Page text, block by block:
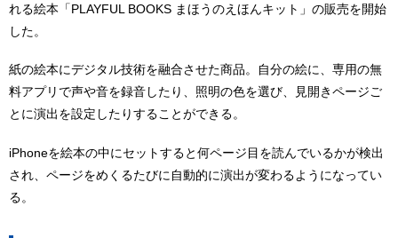
れる絵本「PLAYFUL BOOKS まほうのえほんキット」の販売を開始
した。
紙の絵本にデジタル技術を融合させた商品。自分の絵に、専用の無
料アプリで声や音を録音したり、照明の色を選び、見開きページご
とに演出を設定したりすることができる。
iPhoneを絵本の中にセットすると何ページ目を読んでいるかが検出
され、ページをめくるたびに自動的に演出が変わるようになってい
る。